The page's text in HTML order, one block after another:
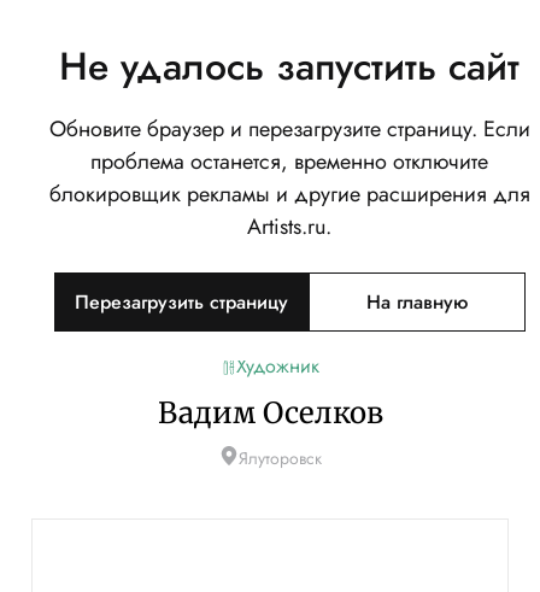
Не удалось запустить сайт
Обновите браузер и перезагрузите страницу. Если
проблема останется, временно отключите
блокировщик рекламы и другие расширения для
Artists.ru.
Перезагрузить страницу На главную
Художник
Вадим Оселков
Ялуторовск